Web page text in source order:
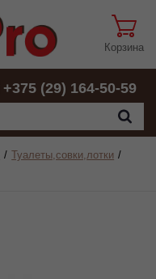
Корзина
+375 (29) 164-50-59
Туалеты,совки,лотки